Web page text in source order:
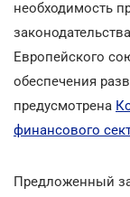
необходимость
Европейского
обеспечения
предусмотрена
финансового
Предложенный